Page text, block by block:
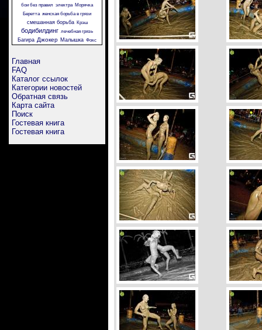
бои без правил электра Морячка
Беретта женская борьба в грязи
смешанная борьба Крэш
бодибилдинг лечебная грязь
Багира Джокер Малышка Фокс
Главная
FAQ
Каталог ссылок
Категории новостей
Обратная связь
Карта сайта
Поиск
Гостевая книга
Гостевая книга